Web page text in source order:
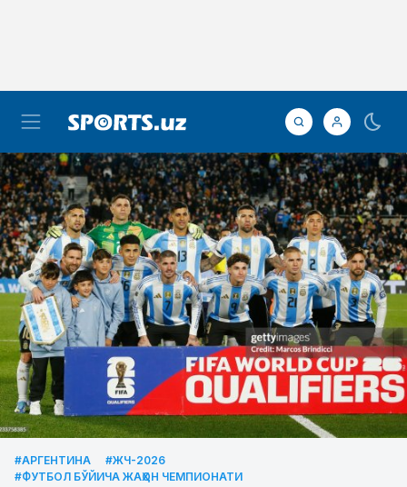
#АРГЕНТИНА
#ЖЧ-2026
#ФУТБОЛ БЎЙИЧА ЖАҲОН ЧЕМПИОНАТИ